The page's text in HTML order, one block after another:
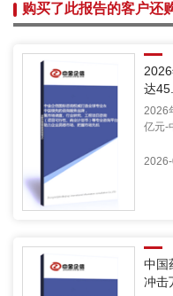
购买了此报告的客户还
达
2026
亿元-
中国
冲击